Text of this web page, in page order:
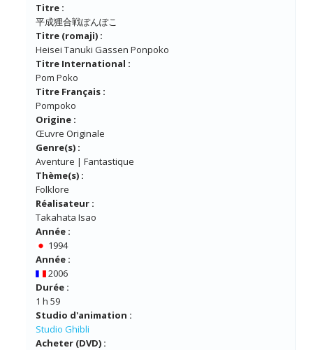
Titre :
平成狸合戦ぽんぽこ
Titre (romaji) :
Heisei Tanuki Gassen Ponpoko
Titre International :
Pom Poko
Titre Français :
Pompoko
Origine :
Œuvre Originale
Genre(s) :
Aventure | Fantastique
Thème(s) :
Folklore
Réalisateur :
Takahata Isao
Année :
1994
Année :
2006
Durée :
1 h 59
Studio d'animation :
Studio Ghibli
Acheter (DVD) :